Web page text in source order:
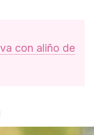
con aliño de